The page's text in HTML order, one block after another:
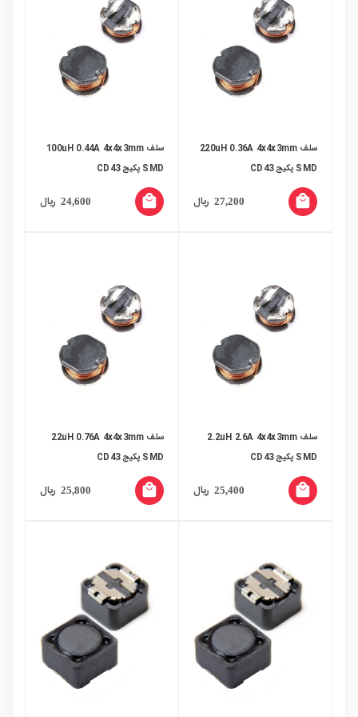
سلف 220uH 0.36A 4x4x3mm
SMD پکیج CD43
27,200 ریال local_mall
سلف 100uH 0.44A 4x4x3mm
SMD پکیج CD43
24,600 ریال local_mall
سلف 2.2uH 2.6A 4x4x3mm
SMD پکیج CD43
25,400 ریال local_mall
سلف 22uH 0.76A 4x4x3mm
SMD پکیج CD43
25,800 ریال local_mall